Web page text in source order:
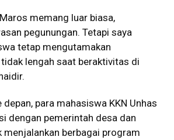
memang luar biasa,
pegunungan. Tetapi saya
tetap mengutamakan
lengah saat beraktivitas di
para mahasiswa KKN Unhas
dengan pemerintah desa dan
menjalankan berbagai program